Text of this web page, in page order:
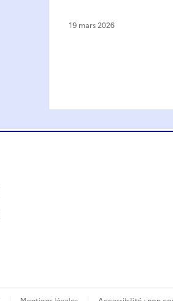
19 mars 2026